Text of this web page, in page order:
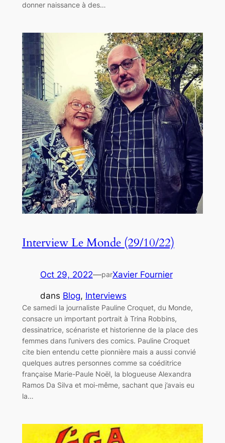
donner naissance à des…
Interview Le Monde (29/10/22)
Oct 29, 2022—parXavier Fournier
dans Blog, Interviews
Ce samedi la journaliste Pauline Croquet, du Monde,
consacre un important portrait à Trina Robbins,
dessinatrice, scénariste et historienne de la place des
femmes dans l’univers des comics. Pauline Croquet
cite bien entendu cette pionnière mais a aussi convié
quelques autres personnes comme sa coéditrice
française Marie-Paule Noël, la blogueuse Alexandra
Ramos Da Silva et moi-même, sachant que j’avais eu
la…